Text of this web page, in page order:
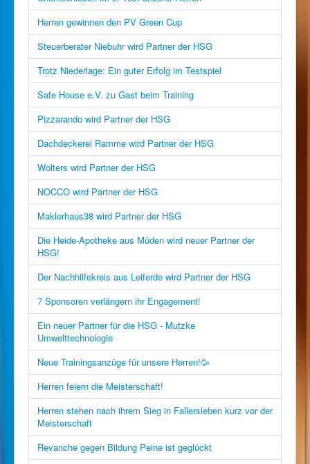
Herren gewinnen den PV Green Cup
Steuerberater Niebuhr wird Partner der HSG
Trotz Niederlage: Ein guter Erfolg im Testspiel
Safe House e.V. zu Gast beim Training
Pizzarando wird Partner der HSG
Dachdeckerei Ramme wird Partner der HSG
Wolters wird Partner der HSG
NOCCO wird Partner der HSG
Maklerhaus38 wird Partner der HSG
Die Heide-Apotheke aus Müden wird neuer Partner der
HSG!
Der Nachhilfekreis aus Leiferde wird Partner der HSG
7 Sponsoren verlängern ihr Engagement!
Ein neuer Partner für die HSG - Mutzke
Umwelttechnologie
Neue Trainingsanzüge für unsere Herren!🥳
Herren feiern die Meisterschaft!
Herren stehen nach ihrem Sieg in Fallersleben kurz vor der
Meisterschaft
Revanche gegen Bildung Peine ist geglückt